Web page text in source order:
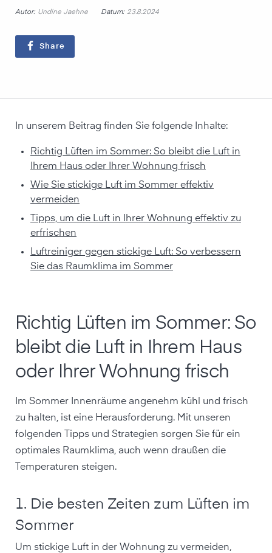
Autor: Undine Jaehne Datum: 23.8.2024
Share
In unserem Beitrag finden Sie folgende Inhalte:
Richtig Lüften im Sommer: So bleibt die Luft in
Ihrem Haus oder Ihrer Wohnung frisch
Wie Sie stickige Luft im Sommer effektiv
vermeiden
Tipps, um die Luft in Ihrer Wohnung effektiv zu
erfrischen
Luftreiniger gegen stickige Luft: So verbessern
Sie das Raumklima im Sommer
Richtig Lüften im Sommer: So
bleibt die Luft in Ihrem Haus
oder Ihrer Wohnung frisch
Im Sommer Innenräume angenehm kühl und frisch
zu halten, ist eine Herausforderung. Mit unseren
folgenden Tipps und Strategien sorgen Sie für ein
optimales Raumklima, auch wenn draußen die
Temperaturen steigen.
1. Die besten Zeiten zum Lüften im
Sommer
Um stickige Luft in der Wohnung zu vermeiden,